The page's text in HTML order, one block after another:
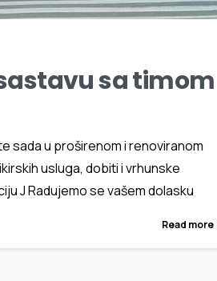
sa timom
sada u proširenom i renoviranom
usluga, dobiti i vrhunske
J Radujemo se vašem dolasku
Read more